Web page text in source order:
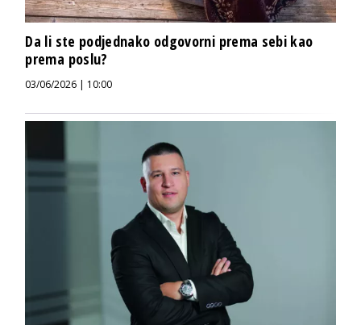
Da li ste podjednako odgovorni prema sebi kao
prema poslu?
03/06/2026 | 10:00